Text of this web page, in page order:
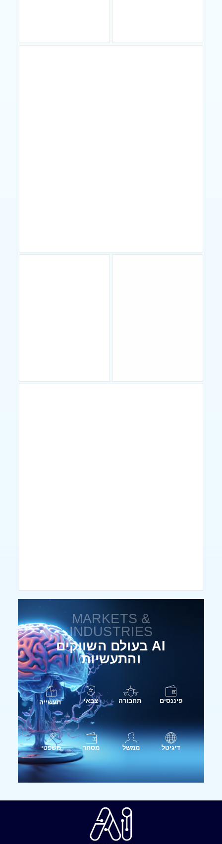
MARKETS &
INDUSTRIES
AI בעולם השווקים
והתעשיות
פיננסים תחבורה צבאי תעשייה
דיגיטל ממשל מסחר משפטי